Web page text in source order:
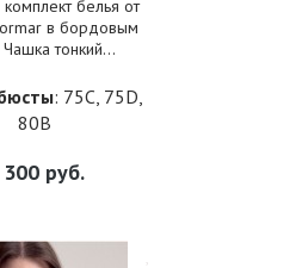
белья от
в бордовым
тонкий...
: 75C, 75D,
80B
руб.